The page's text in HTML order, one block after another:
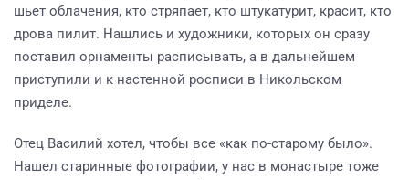
шьет облачения, кто стряпает, кто штукатурит, красит, кто
дрова пилит. Нашлись и художники, которых он сразу
поставил орнаменты расписывать, а в дальнейшем
приступили и к настенной росписи в Никольском
приделе.
Отец Василий хотел, чтобы все «как по-старому было».
Нашел старинные фотографии, у нас в монастыре тоже